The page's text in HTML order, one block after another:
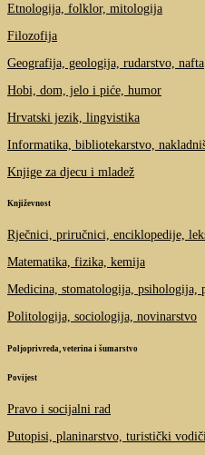
Etnologija, folklor, mitologija
Filozofija
Geografija, geologija, rudarstvo, nafta
Hobi, dom, jelo i piće, humor
Hrvatski jezik, lingvistika
Informatika, bibliotekarstvo,
Knjige za djecu i mladež
Književnost
Rječnici, priručnici, enciklopedije,
Matematika, fizika, kemija
Medicina, stomatologija, psihologija,
Politologija, sociologija, novinarstvo
Poljoprivreda, veterina i šumarstvo
Povijest
Pravo i socijalni rad
Putopisi, planinarstvo, turistički vodiči